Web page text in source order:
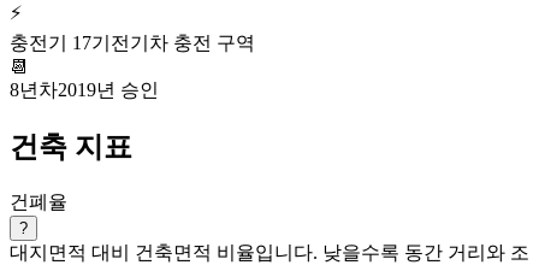
⚡
충전기 17기 전기차 충전 구역
📆
8년차2019년 승인
건축 지표
건폐율
?
대지면적 대비 건축면적 비율입니다. 낮을수록 동간 거리와 조